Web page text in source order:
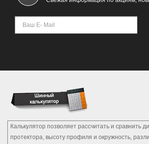
Калькулятор позволяет рассчитать и сравнить
протектора, высоту профиля и окружность,